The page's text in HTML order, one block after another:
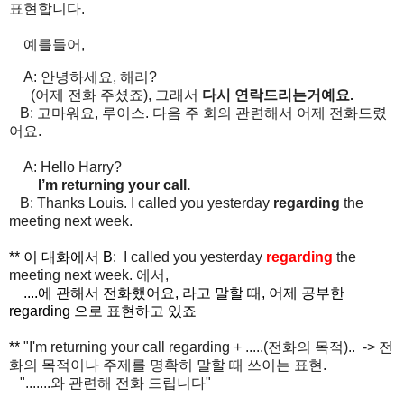
표현합니다.
예를들어,
A: 안녕하세요, 해리 ?
(어제 전화 주셨죠), 그래서 다시 연락드리는거예요.
B: 고마워요, 루이스. 다음 주 회의 관련해서 어제 전화드렸
어요.
A: Hello Harry?
I’m returning your call.
B: Thanks Louis. I called you yesterday regarding the
meeting next week.
** 이 대화에서 B: I called you yesterday regarding the
meeting next week. 에서,
....에 관해서 전화했어요, 라고 말할 때, 어제 공부한
regarding 으로 표현하고 있죠
** "I'm returning your call regarding + .....(전화의 목적).. -> 전
화의 목적이나 주제 를 명확히 말할 때 쓰이는 표현.
".......와 관련해 전화 드립니다"